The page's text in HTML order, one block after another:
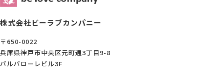
株式会社ビーラブカンパニー
〒650-0022
兵庫県神戸市中央区元町通3丁目9-8
パルパローレビル3F